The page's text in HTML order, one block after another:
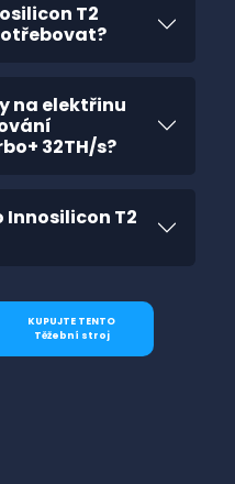
T2
na elektřinu
32TH/s?
T2
KUPUJTE TENTO
Těžební stroj